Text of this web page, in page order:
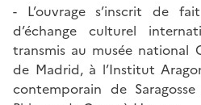
- L’ouvrage s’inscrit de
d’échange culturel
transmis au musée national
de Madrid, à l’Institut
contemporain de